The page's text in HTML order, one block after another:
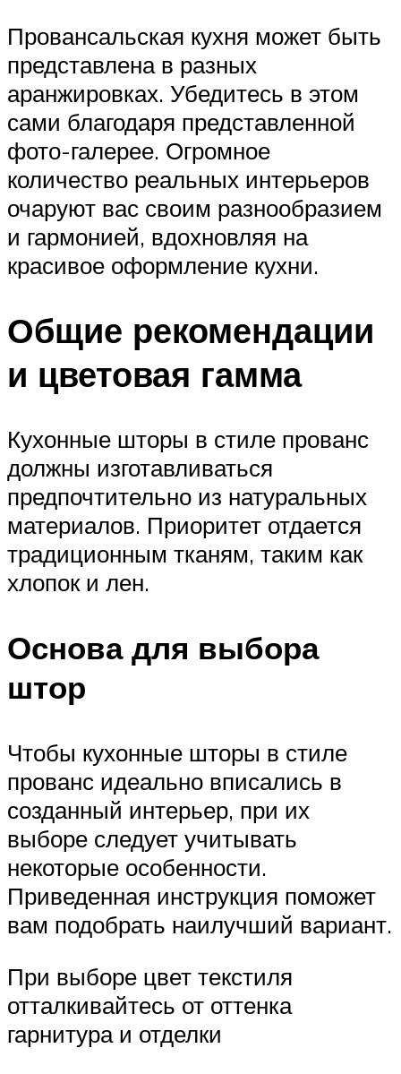
Провансальская кухня может быть
представлена в разных
аранжировках. Убедитесь в этом
сами благодаря представленной
фото-галерее. Огромное
количество реальных интерьеров
очаруют вас своим разнообразием
и гармонией, вдохновляя на
красивое оформление кухни.
Общие рекомендации
и цветовая гамма
Кухонные шторы в стиле прованс
должны изготавливаться
предпочтительно из натуральных
материалов. Приоритет отдается
традиционным тканям, таким как
хлопок и лен.
Основа для выбора
штор
Чтобы кухонные шторы в стиле
прованс идеально вписались в
созданный интерьер, при их
выборе следует учитывать
некоторые особенности.
Приведенная инструкция поможет
вам подобрать наилучший вариант.
При выборе цвет текстиля
отталкивайтесь от оттенка
гарнитура и отделки